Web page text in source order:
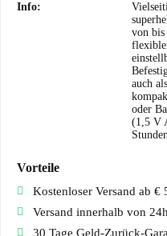
Info:
von
auch
oder
(1,5 V
Vorteile
Kostenloser Versand ab €
Versand innerhalb von
30 Tage Geld-Zurück-